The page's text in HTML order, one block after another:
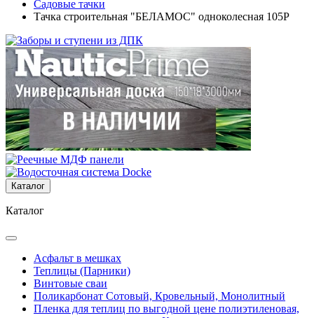
Садовые тачки
Тачка строительная "БЕЛАМОС" одноколесная 105Р
Каталог
Каталог
Асфальт в мешках
Теплицы (Парники)
Винтовые сваи
Поликарбонат Сотовый, Кровельный, Монолитный
Пленка для теплиц по выгодной цене полиэтиленовая,